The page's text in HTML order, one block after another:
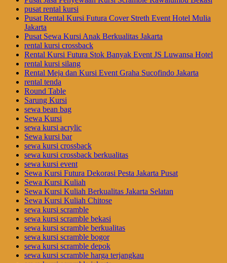
pusat rental kursi
Pusat Rental Kursi Futura Cover Streth Event Hotel Mulia
Jakarta
Pusat Sewa Kursi Anak Berkualitas Jakarta
rental kursi crossback
Rental Kursi Futura Stok Banyak Event JS Luwansa Hotel
rental kursi silang
Rental Meja dan Kursi Event Graha Sucofindo Jakarta
rental tenda
Round Table
Sarung Kursi
sewa bean bag
Sewa Kursi
sewa kursi acrylic
Sewa kursi bar
sewa kursi crossback
sewa kursi crossback berkualitas
sewa kursi event
Sewa Kursi Futura Dekorasi Pesta Jakarta Pusat
Sewa Kursi Kuliah
Sewa Kursi Kuliah Berkualitas Jakarta Selatan
Sewa Kursi Kuliah Chitose
sewa kursi scramble
sewa kursi scramble bekasi
sewa kursi scramble berkualitas
sewa kursi scramble bogor
sewa kursi scramble depok
sewa kursi scramble harga terjangkau